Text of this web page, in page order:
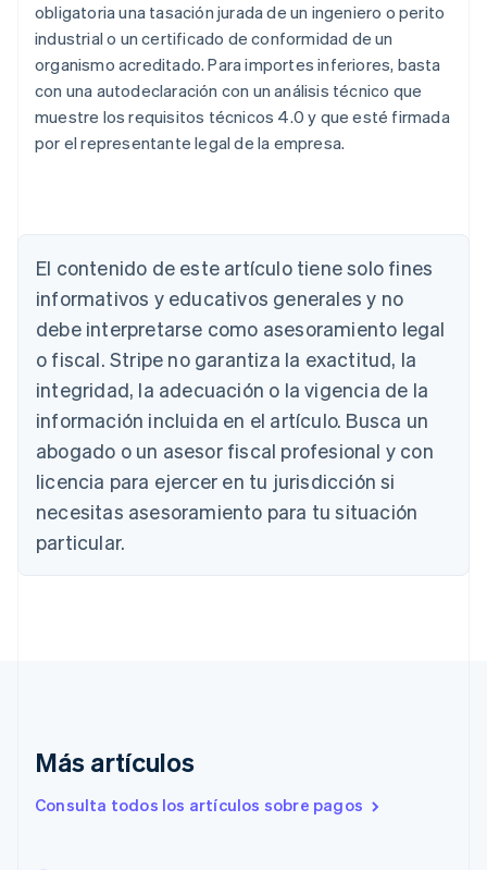
obligatoria una tasación jurada de un ingeniero o perito
industrial o un certificado de conformidad de un
organismo acreditado. Para importes inferiores, basta
con una autodeclaración con un análisis técnico que
muestre los requisitos técnicos 4.0 y que esté firmada
por el representante legal de la empresa.
El contenido de este artículo tiene solo fines
informativos y educativos generales y no
debe interpretarse como asesoramiento legal
o fiscal. Stripe no garantiza la exactitud, la
integridad, la adecuación o la vigencia de la
información incluida en el artículo. Busca un
abogado o un asesor fiscal profesional y con
licencia para ejercer en tu jurisdicción si
necesitas asesoramiento para tu situación
particular.
Más artículos
Consulta todos los artículos sobre pagos
DeutschEnglish
Australia
Austria
DeutschEnglish
Bélgica
Nederlands
Brasil
PortuguêsEnglish
Bulgaria
English
Canadá
English
China continental
简体中文English
English
English